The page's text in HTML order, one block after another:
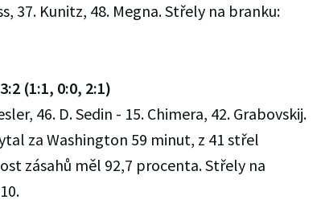
37. Kunitz, 48. Megna. Střely na branku:
(1:1, 0:0, 2:1)
46. D. Sedin - 15. Chimera, 42. Grabovskij.
za Washington 59 minut, z 41 střel
zásahů měl 92,7 procenta. Střely na